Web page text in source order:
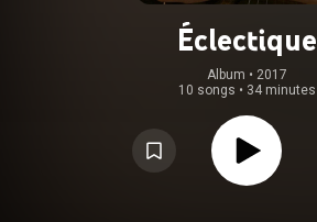
Éclectique
Album • 2017
10 songs • 34 minutes